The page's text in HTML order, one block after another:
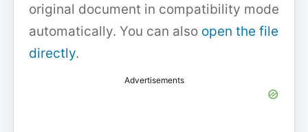
original document in compatibility mode
automatically. You can also open the file
directly.
Advertisements